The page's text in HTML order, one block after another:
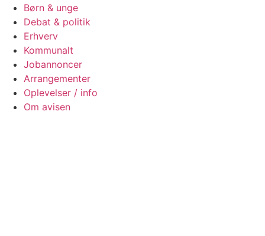
Børn & unge
Debat & politik
Erhverv
Kommunalt
Jobannoncer
Arrangementer
Oplevelser / info
Om avisen